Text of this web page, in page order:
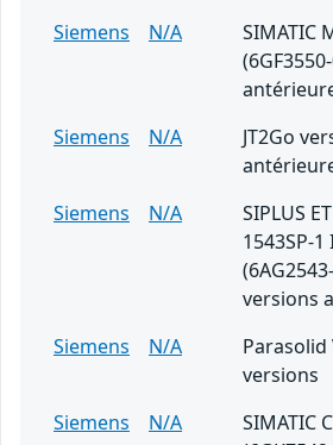
Siemens
N/A
SIMATIC
Siemens
N/A
JT2Go
Siemens
N/A
SIPLUS
1543SP-1
versions
Siemens
N/A
Parasolid
versions
Siemens
N/A
SIMATIC